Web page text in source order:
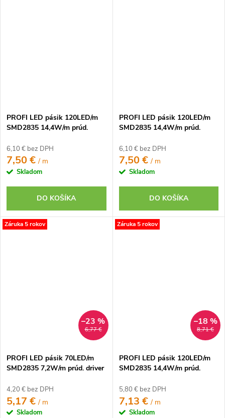
PROFI LED pásik 120LED/m
SMD2835 14,4W/m prúd.
24V
6,10 € bez DPH
7,50 €/ m
Skladom
DO KOŠÍKA
PROFI LED pásik 120LED/m
SMD2835 14,4W/m prúd.
6,10 € bez DPH
7,50 €/ m
Skladom
DO KOŠÍKA
Záruka 5 rokov
6,77 €
–23 %
PROFI LED pásik 70LED/m
SMD2835 7,2W/m prúd. driver
4,20 € bez DPH
5,17 €/ m
Skladom
Záruka 5 rokov
8,71 €
–18 %
PROFI LED pásik 120LED/m
SMD2835 14,4W/m prúd.
5,80 € bez DPH
7,13 €/ m
Skladom